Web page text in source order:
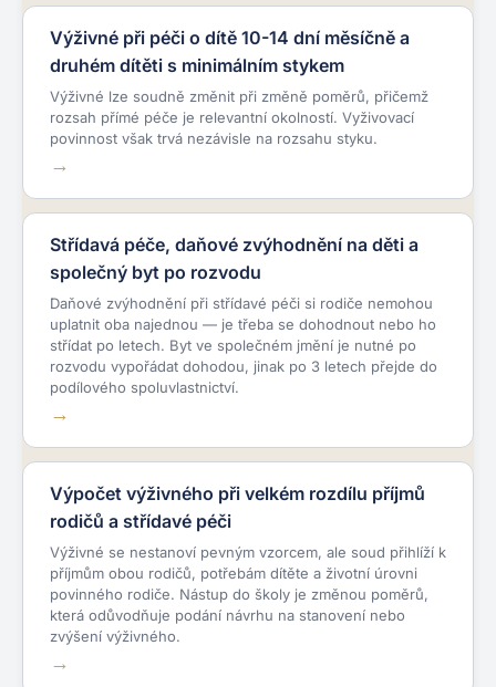
Výživné při péči o dítě 10-14 dní měsíčně a
druhém dítěti s minimálním stykem
Výživné lze soudně změnit při změně poměrů, přičemž
rozsah přímé péče je relevantní okolností. Vyživovací
povinnost však trvá nezávisle na rozsahu styku.
Střídavá péče, daňové zvýhodnění na děti a
společný byt po rozvodu
Daňové zvýhodnění při střídavé péči si rodiče nemohou
uplatnit oba najednou — je třeba se dohodnout nebo ho
střídat po letech. Byt ve společném jmění je nutné po
rozvodu vypořádat dohodou, jinak po 3 letech přejde do
podílového spoluvlastnictví.
Výpočet výživného při velkém rozdílu příjmů
rodičů a střídavé péči
Výživné se nestanoví pevným vzorcem, ale soud přihlíží k
příjmům obou rodičů, potřebám dítěte a životní úrovni
povinného rodiče. Nástup do školy je změnou poměrů,
která odůvodňuje podání návrhu na stanovení nebo
zvýšení výživného.